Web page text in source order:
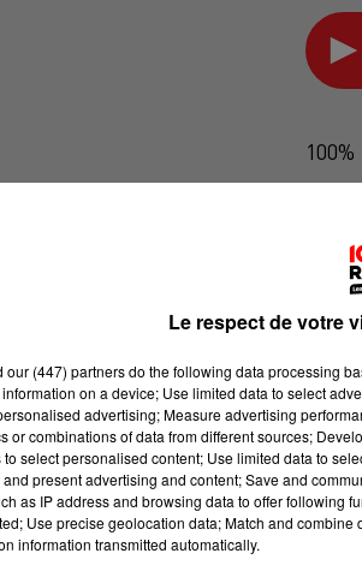
100%
Le respect de votre
our (447) partnersdo the following data processing
on a device; Use limited data to select
advertising; Measure advertising
or combinations of data from different sources;
select personalised content; Use limited data to
present advertising and content; Save and
as IP address and browsing data to offer following
Use precise geolocation data; Match and
information transmitted automatically.